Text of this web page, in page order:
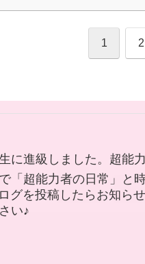
1 2
に進級しました。超能
「超能力者の日常」と
グを投稿したらお知ら
い♪